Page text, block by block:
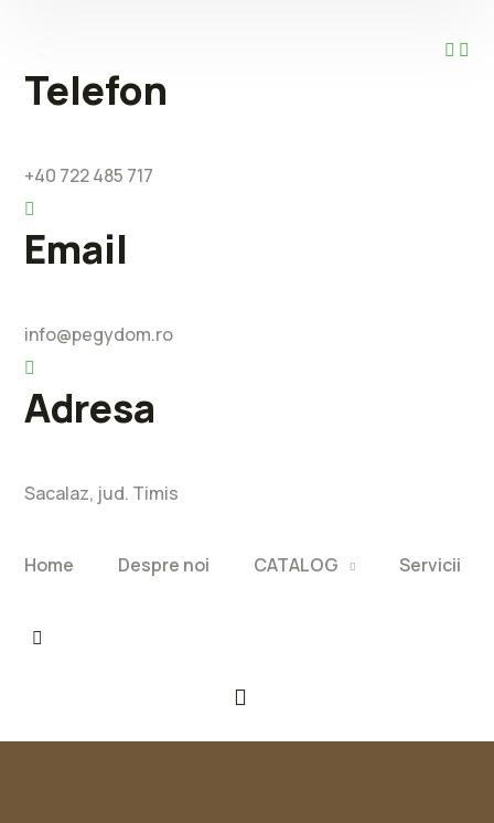
Telefon
+40 722 485 717
Email
info@pegydom.ro
Adresa
Sacalaz, jud. Timis
Home Despre noi CATALOG Servicii